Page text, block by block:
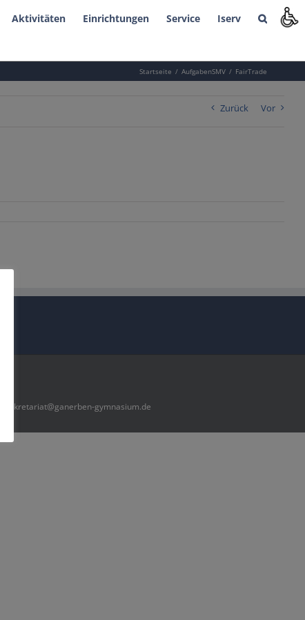
Aktivitäten Einrichtungen Service Iserv
Startseite AufgabenSMV FairTrade
Zurück Vor
sekretariat@ganerben-gymnasium.de